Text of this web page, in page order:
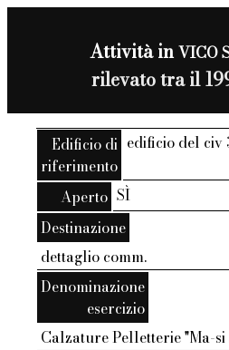
Attività inVICO
rilevato tra il
Edificio di
riferimento
edificio del
Aperto SÌ
Destinazione
dettaglio comm.
Denominazione
esercizio
Calzature Pelletterie "Ma-si